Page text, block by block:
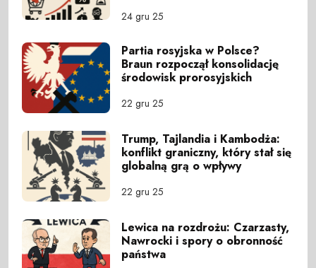
24 gru 25
Partia rosyjska w Polsce?
Braun rozpoczął konsolidację
środowisk prorosyjskich
22 gru 25
Trump, Tajlandia i Kambodża:
konflikt graniczny, który stał się
globalną grą o wpływy
22 gru 25
Lewica na rozdrożu: Czarzasty,
Nawrocki i spory o obronność
państwa